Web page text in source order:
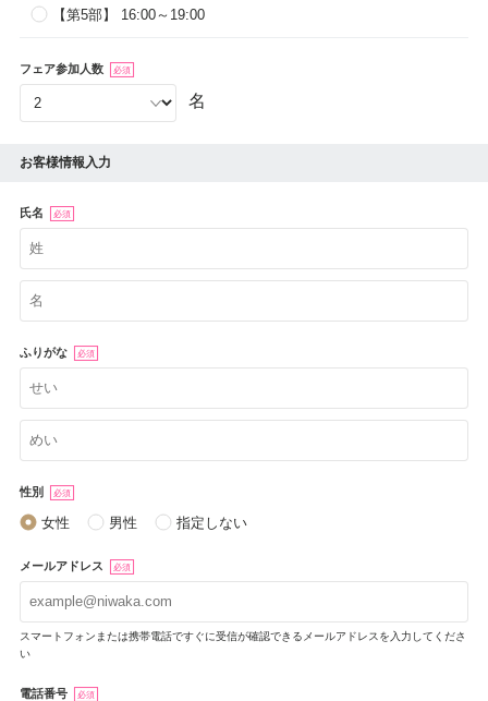
【第5部】 16:00～19:00
フェア参加人数 必須
名
お客様情報入力
氏名 必須
ふりがな 必須
性別 必須
女性 男性 指定しない
メールアドレス 必須
スマートフォンまたは携帯電話ですぐに受信が確認できるメールアドレスを入力してくださ
い
電話番号 必須